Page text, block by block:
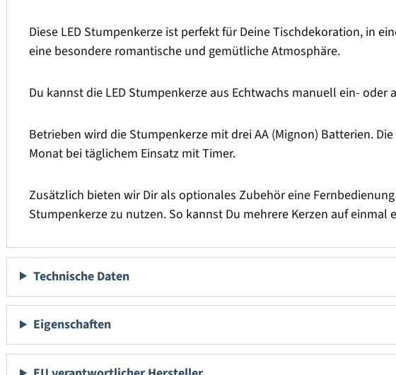
Diese LED Stumpenkerze ist perfekt für Deine Tischdekoration, in
eine besondere romantische und gemütliche Atmosphäre.
Du kannst die LED Stumpenkerze aus Echtwachs manuell ein- oder
Betrieben wird die Stumpenkerze mit drei AA (Mignon) Batterien.
Monat bei täglichem Einsatz mit Timer.
Zusätzlich bieten wir Dir als optionales Zubehör eine
Stumpenkerze zu nutzen. So kannst Du mehrere Kerzen auf einmal
Technische Daten
Eigenschaften